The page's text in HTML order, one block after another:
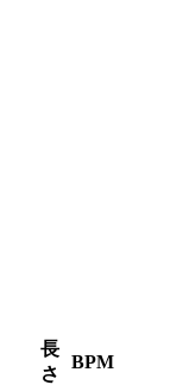
長
さ
BPM